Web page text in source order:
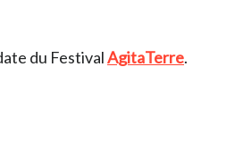
du FestivalAgitaTerre.